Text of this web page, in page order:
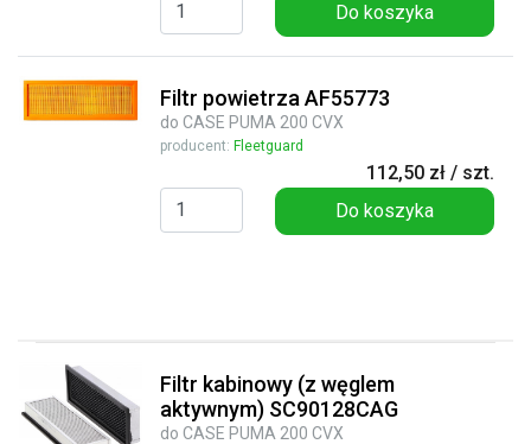
Do koszyka
Filtr powietrza AF55773
do CASE PUMA 200 CVX
producent: Fleetguard
112,50 zł / szt.
Do koszyka
Filtr kabinowy (z węglem
aktywnym) SC90128CAG
do CASE PUMA 200 CVX